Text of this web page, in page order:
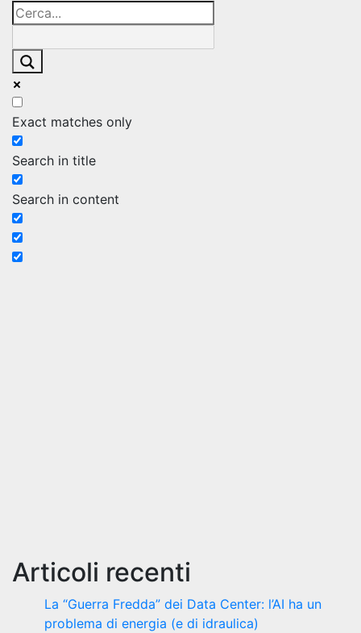
articoli
Exact matches only
Search in title
Search in content
Articoli recenti
La “Guerra Fredda” dei Data Center: l’AI ha un
problema di energia (e di idraulica)